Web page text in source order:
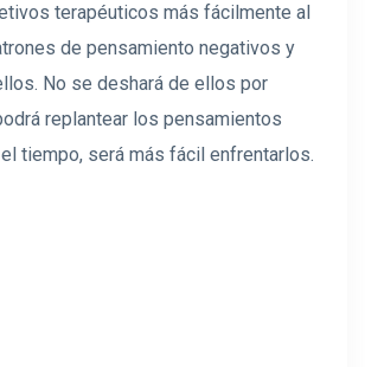
terapéuticos más fácilmente al
de pensamiento negativos y
No se deshará de ellos por
replantear los pensamientos
tiempo, será más fácil enfrentarlos.